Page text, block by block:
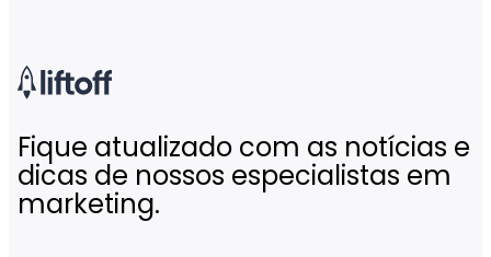
Fique atualizado com as notícias e
dicas de nossos especialistas em
marketing.